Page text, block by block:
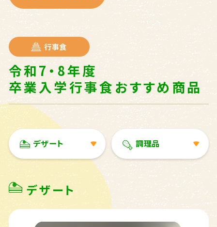
行事食
令和7・8年度
卒業入学行事食おすすめ商品
デザート 調理品
デザート